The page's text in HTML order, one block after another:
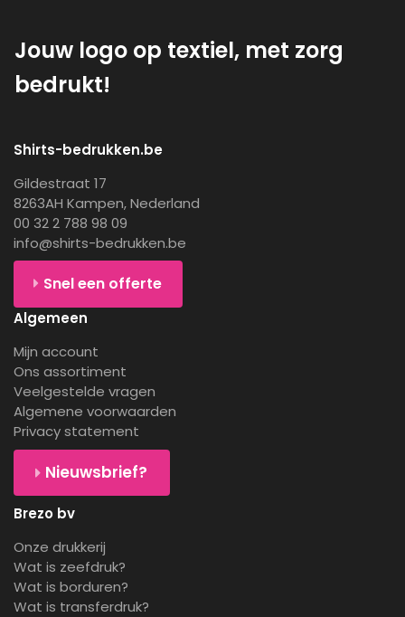
Jouw logo op textiel, met zorg
bedrukt!
Shirts-bedrukken.be
Gildestraat 17
8263AH Kampen, Nederland
00 32 2 788 98 09
info@shirts-bedrukken.be
Snel een offerte
Algemeen
Mijn account
Ons assortiment
Veelgestelde vragen
Algemene voorwaarden
Privacy statement
Nieuwsbrief?
Brezo bv
Onze drukkerij
Wat is zeefdruk?
Wat is borduren?
Wat is transferdruk?